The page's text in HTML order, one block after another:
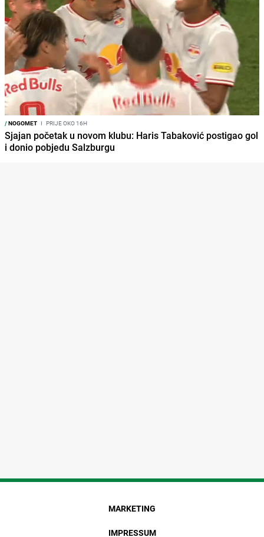
/NOGOMET I PRIJE OKO 16H
Sjajan početak u novom klubu: Haris Tabaković postigao gol
i donio pobjedu Salzburgu
MARKETING
IMPRESSUM